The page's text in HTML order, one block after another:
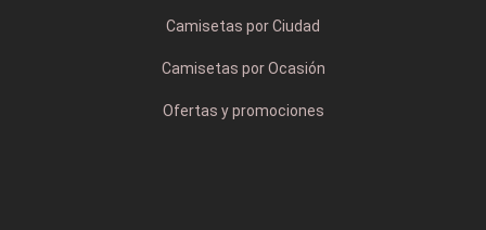
Camisetas por Ciudad
Camisetas por Ocasión
Ofertas y promociones